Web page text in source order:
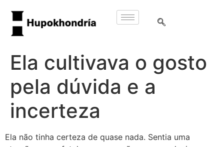
Ela cultivava o gosto
pela dúvida e a
incerteza
Ela não tinha certeza de quase nada. Sentia uma